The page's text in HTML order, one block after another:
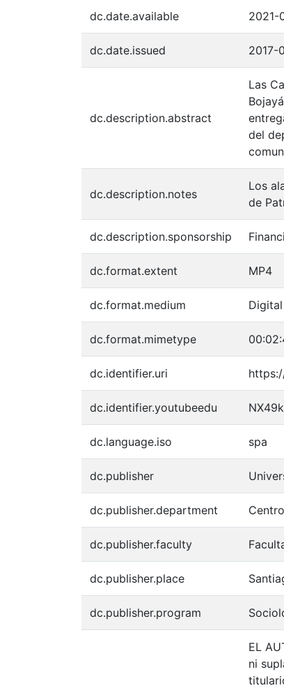
dc.date.available 2021-
dc.date.issued 2017-
dc.description.abstract
Las
del
dc.description.notes
Los
de
dc.description.sponsorship
dc.format.extent MP4
dc.format.medium Digital
dc.format.mimetype
dc.identifier.uri
dc.identifier.youtubeedu
dc.language.iso spa
dc.publisher
dc.publisher.department
dc.publisher.faculty
dc.publisher.place
dc.publisher.program
EL
ni